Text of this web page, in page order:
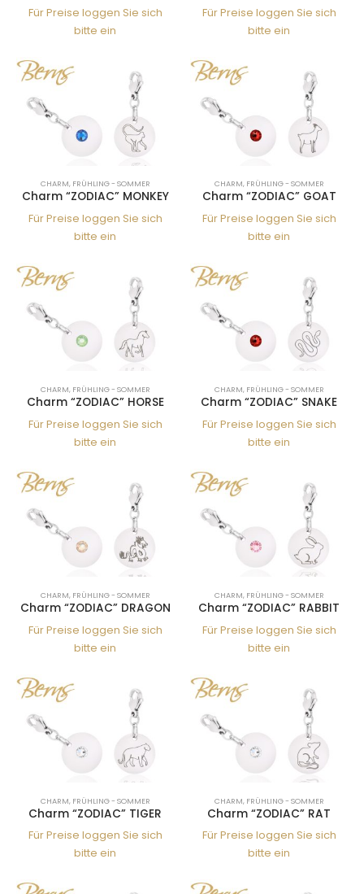
Für Preise loggen Sie sich
bitte ein
Für Preise loggen Sie sich
bitte ein
CHARM, FRÜHLING - SOMMER
Charm “ZODIAC” MONKEY
Für Preise loggen Sie sich
bitte ein
CHARM, FRÜHLING - SOMMER
Charm “ZODIAC” GOAT
Für Preise loggen Sie sich
bitte ein
CHARM, FRÜHLING - SOMMER
Charm “ZODIAC” HORSE
Für Preise loggen Sie sich
bitte ein
CHARM, FRÜHLING - SOMMER
Charm “ZODIAC” SNAKE
Für Preise loggen Sie sich
bitte ein
CHARM, FRÜHLING - SOMMER
Charm “ZODIAC” DRAGON
Für Preise loggen Sie sich
bitte ein
CHARM, FRÜHLING - SOMMER
Charm “ZODIAC” RABBIT
Für Preise loggen Sie sich
bitte ein
CHARM, FRÜHLING - SOMMER
Charm “ZODIAC” TIGER
Für Preise loggen Sie sich
bitte ein
CHARM, FRÜHLING - SOMMER
Charm “ZODIAC” RAT
Für Preise loggen Sie sich
bitte ein